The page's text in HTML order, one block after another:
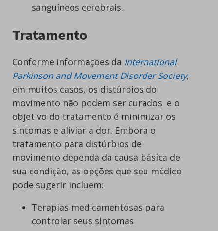
sanguíneos cerebrais.
Tratamento
Conforme informações da International
Parkinson and Movement Disorder Society,
em muitos casos, os distúrbios do
movimento não podem ser curados, e o
objetivo do tratamento é minimizar os
sintomas e aliviar a dor. Embora o
tratamento para distúrbios de
movimento dependa da causa básica de
sua condição, as opções que seu médico
pode sugerir incluem:
Terapias medicamentosas para
controlar seus sintomas